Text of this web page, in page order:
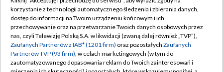
TVP
Abonament TVP
Emisja w TVP
Centrum informacji TVP
Regulamin TVP
Polityka prywatności
Moje zgody
korzystanie z technologii automatycznego śledzenia i zbierania danych,
dostęp do informacji na Twoim urządzeniu końcowym i ich
przechowywanie oraz na przetwarzanie Twoich danych osobowych przez
nas, czyli Telewizję Polską S.A. w likwidacji (zwaną dalej również „TVP”),
Zaufanych Partnerów z IAB* (1201 firm) oraz pozostałych Zaufanych
Partnerów TVP (93 firm), w celach marketingowych (w tym do
zautomatyzowanego dopasowania reklam do Twoich zainteresowań i